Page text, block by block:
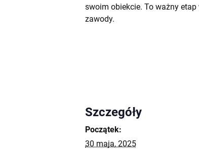
swoim obiekcie. To ważny
zawody.
Szczegóły
Początek:
30 maja, 2025